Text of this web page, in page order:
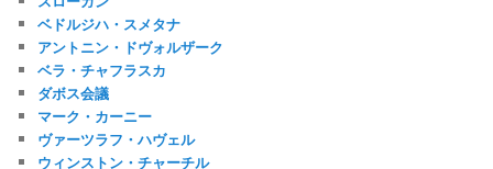
ベドルジハ・スメタナ
アントニン・ドヴォルザーク
ベラ・チャフラスカ
ダボス会議
マーク・カーニー
ヴァーツラフ・ハヴェル
ウィンストン・チャーチル